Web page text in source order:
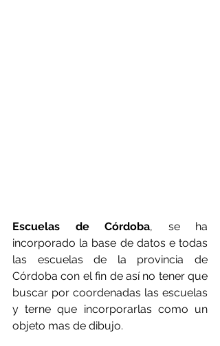
Escuelas de Córdoba, se ha
incorporado la base de datos e todas
las escuelas de la provincia de
Córdoba con el fin de así no tener que
buscar por coordenadas las escuelas
y terne que incorporarlas como un
objeto mas de dibujo.